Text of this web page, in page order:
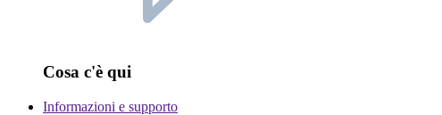
Cosa c'è qui
Informazioni e supporto